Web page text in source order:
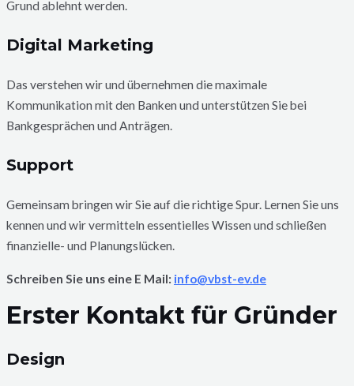
Grund ablehnt werden.
Digital Marketing
Das verstehen wir und übernehmen die maximale
Kommunikation mit den Banken und unterstützen Sie bei
Bankgesprächen und Anträgen.
Support
Gemeinsam bringen wir Sie auf die richtige Spur. Lernen Sie uns
kennen und wir vermitteln essentielles Wissen und schließen
finanzielle- und Planungslücken.
Schreiben Sie uns eine E Mail: info@vbst-ev.de
Erster Kontakt für Gründer
Design